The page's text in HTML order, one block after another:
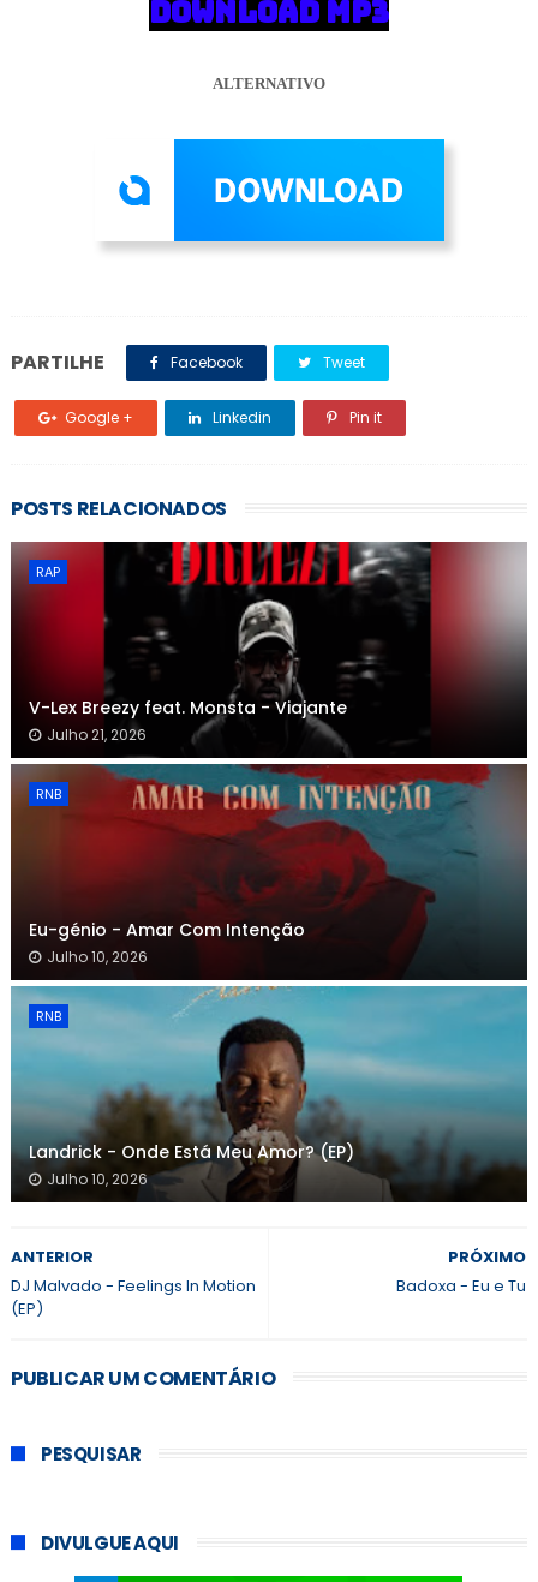
DOWNLOAD MP3
ALTERNATIVO
PARTILHE Facebook Tweet
Google + Linkedin Pin it
POSTS RELACIONADOS
RAP
V-Lex Breezy feat. Monsta - Viajante
Julho 21, 2026
RNB
Eu-génio - Amar Com Intenção
Julho 10, 2026
RNB
Landrick - Onde Está Meu Amor? (EP)
Julho 10, 2026
PRÓXIMO
Badoxa - Eu e Tu
ANTERIOR
DJ Malvado - Feelings In Motion
(EP)
PUBLICAR UM COMENTÁRIO
PESQUISAR
DIVULGUE AQUI